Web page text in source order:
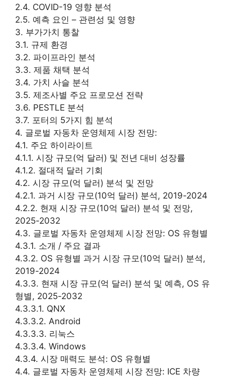
2.4. COVID-19 영향 분석
2.5. 예측 요인 – 관련성 및 영향
3. 부가가치 통찰
3.1. 규제 환경
3.2. 파이프라인 분석
3.3. 제품 채택 분석
3.4. 가치 사슬 분석
3.5. 제조사별 주요 프로모션 전략
3.6. PESTLE 분석
3.7. 포터의 5가지 힘 분석
4. 글로벌 자동차 운영체제 시장 전망:
4.1. 주요 하이라이트
4.1.1. 시장 규모(억 달러) 및 전년 대비 성장률
4.1.2. 절대적 달러 기회
4.2. 시장 규모(억 달러) 분석 및 전망
4.2.1. 과거 시장 규모(10억 달러) 분석, 2019-2024
4.2.2. 현재 시장 규모(10억 달러) 분석 및 전망,
2025-2032
4.3. 글로벌 자동차 운영체제 시장 전망: OS 유형별
4.3.1. 소개 / 주요 결과
4.3.2. OS 유형별 과거 시장 규모(10억 달러) 분석,
2019-2024
4.3.3. 현재 시장 규모(억 달러) 분석 및 예측, OS 유
형별, 2025-2032
4.3.3.1. QNX
4.3.3.2. Android
4.3.3.3. 리눅스
4.3.3.4. Windows
4.3.4. 시장 매력도 분석: OS 유형별
4.4. 글로벌 자동차 운영체제 시장 전망: ICE 차량